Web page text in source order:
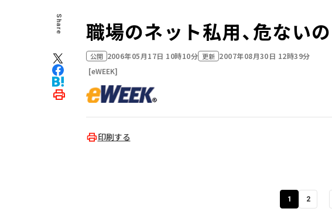
Share 職場のネット私用、危ない
公開 2006年05月17日 10時10分 更新 2007年08月30日 12時39分
[eWEEK]
印刷する
1 2